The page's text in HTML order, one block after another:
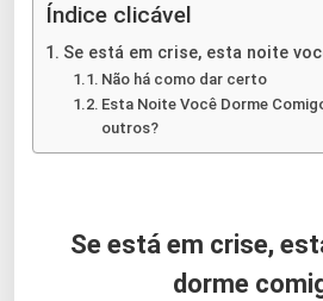
Índice clicável
Se está em crise, esta noite
Não há como dar certo
Esta Noite Você Dorme
outros?
Se está em crise,
dorme